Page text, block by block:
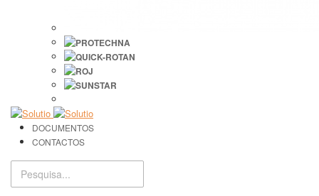
DOCUMENTOS
CONTACTOS